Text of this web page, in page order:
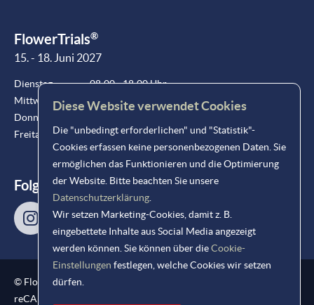
FlowerTrials®
15. - 18. Juni 2027
Dienstag
08:00 - 18:00 Uhr
Mittwoch
08:00 - 18:00 Uhr
Donnerstag
Freitag
08:00 - 15:00 Uhr
Folgen Sie uns!
© FlowerTrials®
reCAPTCHA-Schutz
Diese Website verwendet Cookies
Die "unbedingt erforderlichen" und "Statistik"-
Cookies erfassen keine personenbezogenen Daten. Sie
ermöglichen das Funktionieren und die Optimierung
der Website. Bitte beachten Sie unsere
Datenschutzerklärung
Wir setzen Marketing-Cookies, damit z. B.
eingebettete Inhalte aus Social Media angezeigt
werden können. Sie können über dieCookie-
Einstellungen festlegen, welche Cookies wir setzen
dürfen.